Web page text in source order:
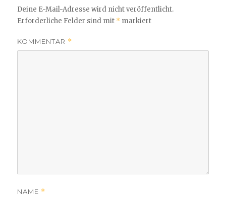
Deine E-Mail-Adresse wird nicht veröffentlicht.
Erforderliche Felder sind mit * markiert
KOMMENTAR *
NAME *